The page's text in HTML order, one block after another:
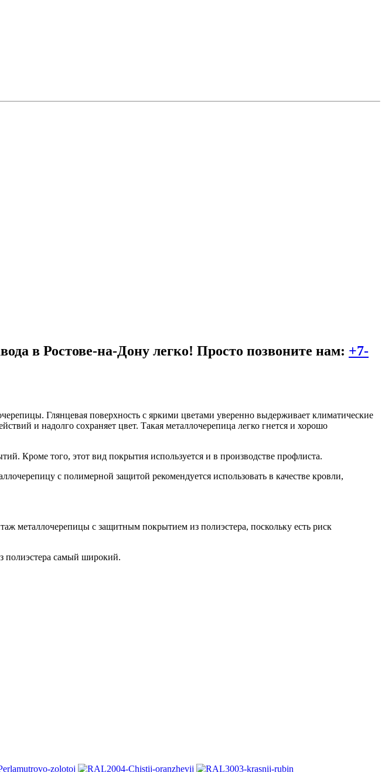
в Ростове-на-Дону легко! Просто позвоните нам: +7-
Глянцевая поверхность с яркими цветами уверенно выдерживает климатические
и надолго сохраняет цвет. Такая металлочерепица легко гнется и хорошо
Кроме того, этот вид покрытия используется и в производстве профлиста.
с полимерной защитой рекомендуется использовать в качестве кровли,
металлочерепицы с защитным покрытием из полиэстера, поскольку есть риск
полиэстера самый широкий.